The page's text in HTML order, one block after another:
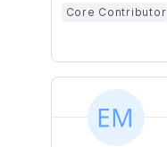
Core Contributor